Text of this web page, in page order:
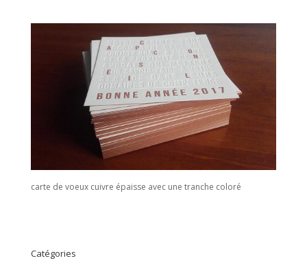
carte de voeux cuivre épaisse avec une tranche coloré
Catégories